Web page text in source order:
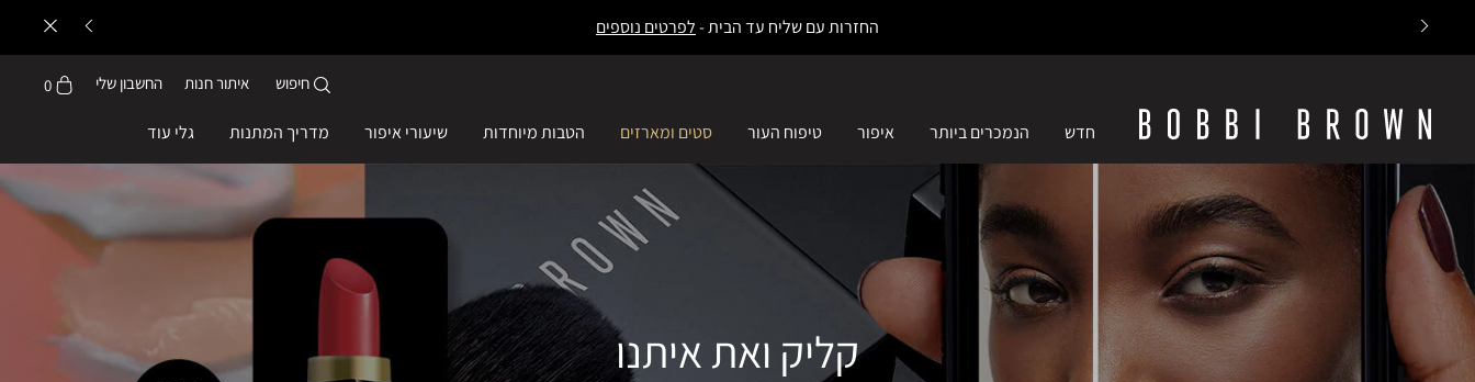
החזרות עם שליח עד הבית -לפרטים נוספים
חדש הנמכרים ביותר איפור טיפוח העור סטים ומארזים הטבות מיוחדות שיעורי איפור מדריך המתנות גלי עוד
חיפוש איתור חנות החשבון שלי 0
קליק ואת איתנו